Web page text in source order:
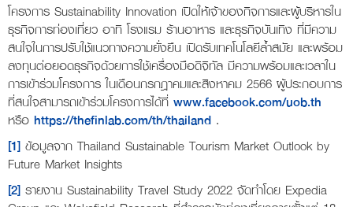
โครงการ Sustainability Innovation เปิดให้เจ้าของกิจการและผู้บริหารใน
ธุรกิจการท่องเที่ยว อาทิ โรงแรม ร้านอาหาร และธุรกิจบันเทิง ที่มีความ
สนใจในการปรับใช้แนวทางความยั่งยืน เปิดรับเทคโนโลยีล้ำสมัย และพร้อม
ลงทุนต่อยอดธุรกิจด้วยการใช้เครื่องมือดิจิทัล มีความพร้อมและเวลาใน
การเข้าร่วมโครงการ ในเดือนกรกฎาคมและสิงหาคม 2566 ผู้ประกอบการ
ที่สนใจสามารถเข้าร่วมโครงการได้ที่ www.facebook.com/uob.th
หรือ https://thefinlab.com/th/thailand .
[1] ข้อมูลจาก Thailand Sustainable Tourism Market Outlook by
Future Market Insights
[2] รายงาน Sustainability Travel Study 2022 จัดทำโดย Expedia